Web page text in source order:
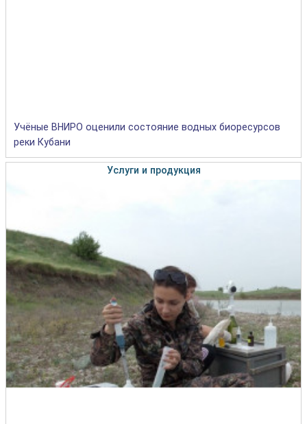
Учёные ВНИРО оценили состояние водных биоресурсов
реки Кубани
Услуги и продукция